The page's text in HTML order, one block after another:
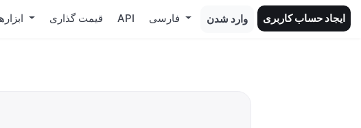
قیمت گذاری API وارد شدن ایجاد حساب کاربری